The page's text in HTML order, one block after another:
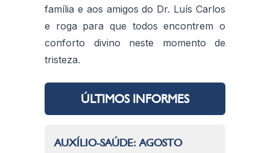
família e aos amigos do Dr. Luís Carlos
e roga para que todos encontrem o
conforto divino neste momento de
tristeza.
ÚLTIMOS INFORMES
AUXÍLIO-SAÚDE: AGOSTO